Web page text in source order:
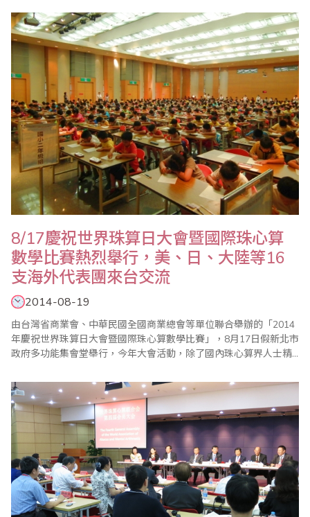
8/17慶祝世界珠算日大會暨國際珠心算
數學比賽熱烈舉行，美、日、大陸等16
支海外代表團來台交流
2014-08-19
由台灣省商業會、中華民國全國商業總會等單位聯合舉辦的「2014
年慶祝世界珠算日大會暨國際珠心算數學比賽」，8月17日假新北市
政府多功能集會堂舉行，今年大會活動，除了國內珠心算界人士精
共達16支，引起高度注目；另一大特色是，舉辦了祖孫樂活珠算趣
味競賽以及傳票賽表演，以寓教於樂方式推廣珠心算教育、增進親
子關係，並強調珠心算除了傳統的啟迪兒..